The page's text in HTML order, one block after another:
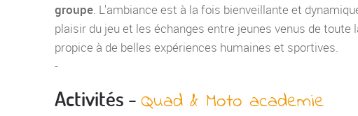
groupe. L'ambiance est à la fois bienveillante et
plaisir du jeu et les échanges entre jeunes venus de
propice à de belles expériences humaines et sportives.
-
Activités -Quad & Moto academie